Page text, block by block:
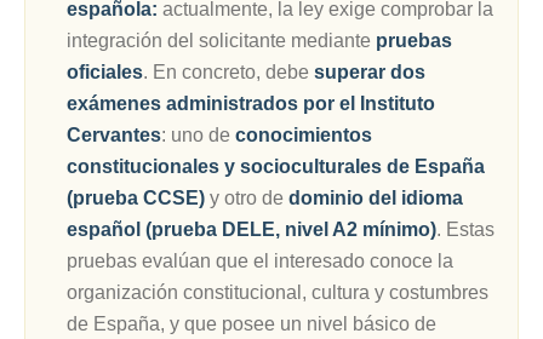
española: actualmente, la ley exige comprobar la
integración del solicitante mediante pruebas
oficiales. En concreto, debe superar dos
exámenes administrados por el Instituto
Cervantes: uno de conocimientos
constitucionales y socioculturales de España
(prueba CCSE)y otro de dominio del idioma
español (prueba DELE, nivel A2 mínimo). Estas
pruebas evalúan que el interesado conoce la
organización constitucional, cultura y costumbres
de España, y que posee un nivel básico de